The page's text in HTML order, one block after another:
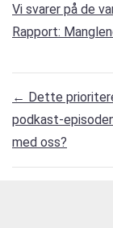
Vi svarer på de
Rapport:
← Dette
podkast-
med oss?